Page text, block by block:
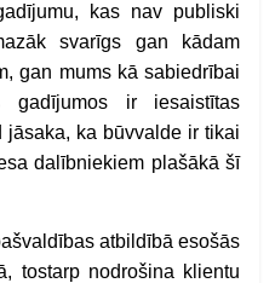
kas nav publiski
svarīgs gan kādam
gan mums kā sabiedrībai
ir iesaistītas
jāsaka, ka būvvalde ir tikai
dalībniekiem plašākā šī
atbildībā esošās
tostarp nodrošina klientu